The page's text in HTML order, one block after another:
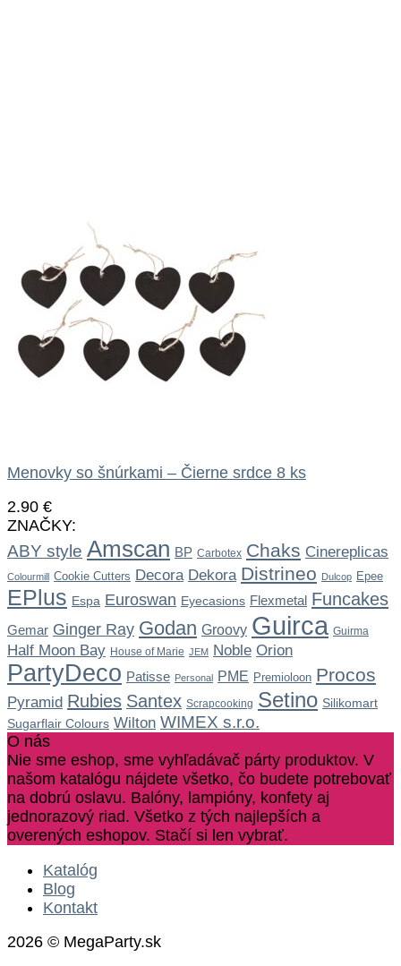
Menovky so šnúrkami – Čierne srdce 8 ks
2.90 €
ZNAČKY:
ABY style Amscan BP Carbotex Chaks Cinereplicas
Colourmill Cookie Cutters Decora Dekora Distrineo Dulcop Epee
EPlus Espa Euroswan Eyecasions Flexmetal Funcakes
Gemar Ginger Ray Godan Groovy Guirca Guirma
Half Moon Bay House of Marie JEM Noble Orion
PartyDeco Patisse Personal PME Premioloon Procos
Pyramid Rubies Santex Scrapcooking Setino Silikomart
Sugarflair Colours Wilton WIMEX s.r.o.
O nás
Nie sme eshop, sme vyhľadávač párty produktov. V
našom katalógu nájdete všetko, čo budete potrebovať
na dobrú oslavu. Balóny, lampióny, konfety aj
jednorazový riad. Všetko z tých najlepších a
overených eshopov. Stačí si len vybrať.
Katalóg
Blog
Kontakt
2026 © MegaParty.sk